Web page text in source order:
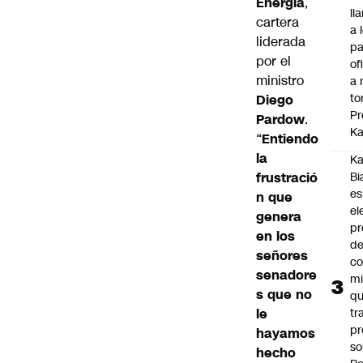
cartera
liderada
por el
ministro
Diego
Pardow.
“Entiendo
la
frustració
n que
genera
en los
señores
senadore
s que no
le
hayamos
hecho
a
a
es
de